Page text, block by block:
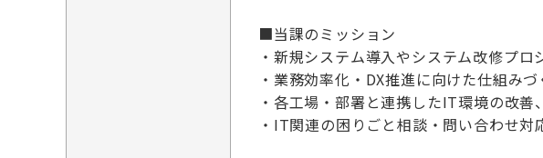
■当課のミッション
・新規システム導入やシステム改修プ
・業務効率化・DX推進に向けた仕組み
・各工場・部署と連携したIT環境の改善
・IT関連の困りごと相談・問い合わせ対